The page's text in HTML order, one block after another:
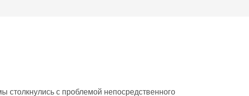
столкнулись с проблемой непосредственного